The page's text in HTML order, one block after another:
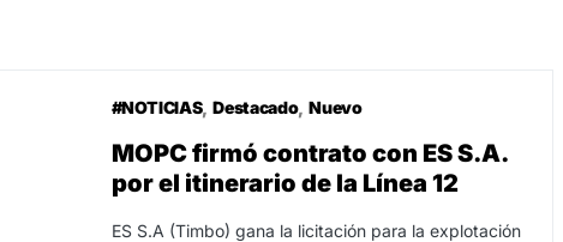
#NOTICIAS Destacado Nuevo
MOPC firmó contrato con ES S.A.
por el itinerario de la Línea 12
ES S.A (Timbo) gana la licitación para la explotación